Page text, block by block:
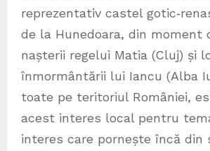
reprezentativ castel
de la Hunedoara, din moment
nașterii regelui Matia (Cluj) și
înmormântării lui Iancu (Alba
toate pe teritoriul României,
acest interes local pentru
interes care pornește încă din